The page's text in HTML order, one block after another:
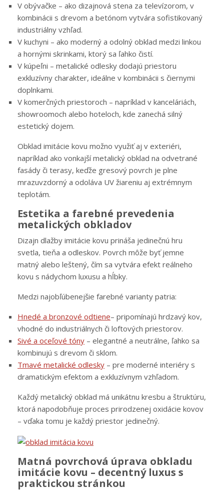
V obývačke – ako dizajnová stena za televízorom, v
kombinácii s drevom a betónom vytvára sofistikovaný
industriálny vzhľad.
V kuchyni – ako moderný a odolný obklad medzi linkou
a hornými skrinkami, ktorý sa ľahko čistí.
V kúpeľni – metalické odlesky dodajú priestoru
exkluzívny charakter, ideálne v kombinácii s čiernymi
doplnkami.
V komerčných priestoroch – napríklad v kanceláriách,
showroomoch alebo hoteloch, kde zanechá silný
estetický dojem.
Obklad imitácie kovu možno využiť aj v exteriéri,
napríklad ako vonkajší metalický obklad na odvetrané
fasády či terasy, keďže gresový povrch je plne
mrazuvzdorný a odoláva UV žiareniu aj extrémnym
teplotám.
Estetika a farebné prevedenia
metalických obkladov
Dizajn dlažby imitácie kovu prináša jedinečnú hru
svetla, tieňa a odleskov. Povrch môže byť jemne
matný alebo leštený, čím sa vytvára efekt reálneho
kovu s nádychom luxusu a hĺbky.
Medzi najobľúbenejšie farebné varianty patria:
Hnedé a bronzové odtiene– pripomínajú hrdzavý kov,
vhodné do industriálnych či loftových priestorov.
Sivé a oceľové tóny – elegantné a neutrálne, ľahko sa
kombinujú s drevom či sklom.
Tmavé metalické odlesky – pre moderné interiéry s
dramatickým efektom a exkluzívnym vzhľadom.
Každý metalický obklad má unikátnu kresbu a štruktúru,
ktorá napodobňuje proces prirodzenej oxidácie kovov
– vďaka tomu je každý priestor jedinečný.
Matná povrchová úprava obkladu
imitácie kovu – decentný luxus s
praktickou stránkou